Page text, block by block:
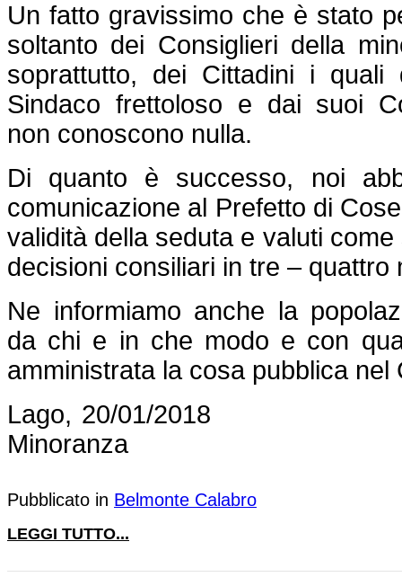
Un fatto gravissimo che è stato
soltanto dei Consiglieri della
soprattutto, dei Cittadini i
Sindaco frettoloso e dai suoi
non conoscono nulla.
Di quanto è successo, noi
comunicazione al Prefetto di
validità della seduta e valuti
decisioni consiliari in tre – quattro
Ne informiamo anche la
da chi e in che modo e con
amministrata la cosa pubblica nel
Lago, 20/01/2018
Minoranza
Pubblicato in Belmonte Calabro
LEGGI TUTTO...